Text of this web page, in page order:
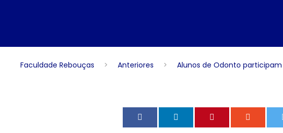
Faculdade Rebouças > Anteriores > Alunos de Odonto